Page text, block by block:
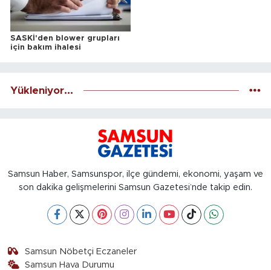
SASKİ'den blower grupları
için bakım ihalesi
Yükleniyor...
Samsun Haber, Samsunspor, ilçe gündemi, ekonomi, yaşam ve
son dakika gelişmelerini Samsun Gazetesi’nde takip edin.
Samsun Nöbetçi Eczaneler
Samsun Hava Durumu